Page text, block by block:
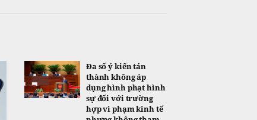
Đa số ý kiến tán
thành không áp
dụng hình phạt hình
sự đối với trường
hợp vi phạm kinh tế